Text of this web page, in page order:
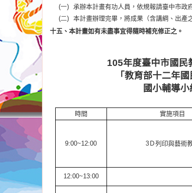
(一)
承辦本計畫有功人員，依規報請臺中市政
(二)
本計畫辦理完畢，將成果（含講綱、出產
十五、本計畫如有未盡事宜得隨時補充修正之。
105年度臺中市國民
「教育部十二年
國小輔導小
時間 實施項目
9:00~12:00 3Ｄ列印與藝術
12:00~13:00